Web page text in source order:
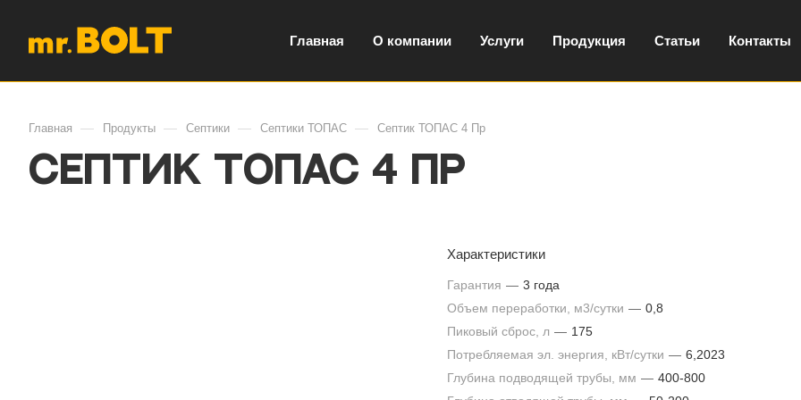
Главная О компании Услуги Продукция Статьи Контакты
Главная — Продукты — Септики — Септики ТОПАС — Септик ТОПАС 4 Пр
Септик ТОПАС 4 Пр
Характеристики
Гарантия — 3 года
Объем переработки, м3/сутки — 0,8
Пиковый сброс, л — 175
Потребляемая эл. энергия, кВт/сутки — 6,2023
Глубина подводящей трубы, мм — 400-800